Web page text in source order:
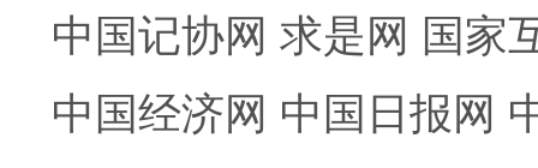
中国记协网 求是网 国家
中国经济网 中国日报网